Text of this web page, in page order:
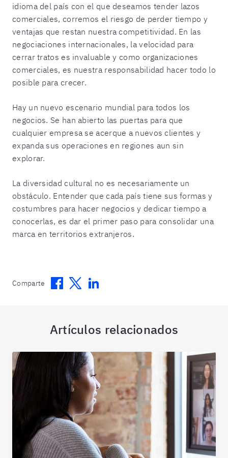
idioma del país con el que deseamos tender lazos
comerciales, corremos el riesgo de perder tiempo y
ventajas que restan nuestra competitividad. En las
negociaciones internacionales, la velocidad para
cerrar tratos es invaluable y como organizaciones
comerciales, es nuestra responsabilidad hacer todo lo
posible para crecer.
Hay un nuevo escenario mundial para todos los
negocios. Se han abierto las puertas para que
cualquier empresa se acerque a nuevos clientes y
expanda sus operaciones en regiones aun sin
explorar.
La diversidad cultural no es necesariamente un
obstáculo. Entender que cada país tiene sus formas y
costumbres para hacer negocios y dedicar tiempo a
conocerlas, es dar el primer paso para consolidar una
marca en territorios extranjeros.
Comparte Facebook
TwitterLinkedin
Artículos relacionados